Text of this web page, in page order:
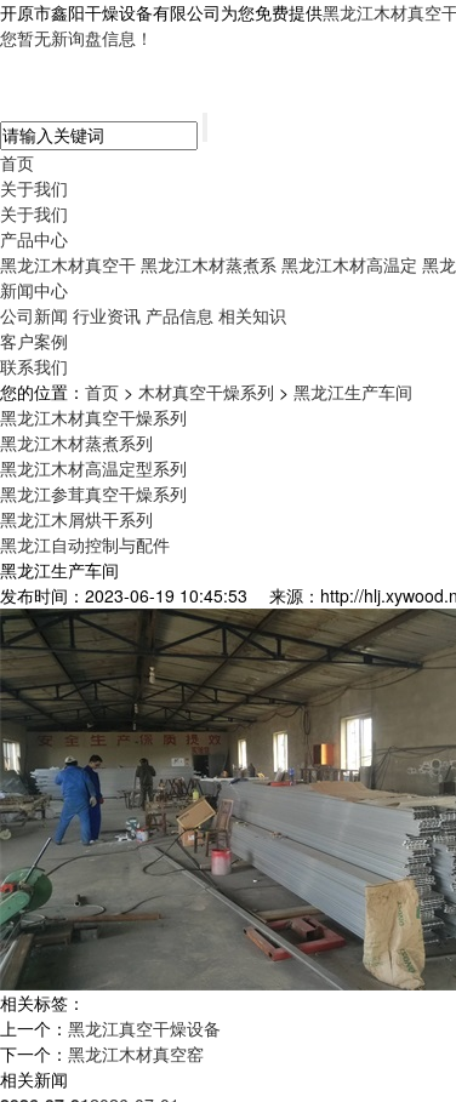
开原市鑫阳干燥设备有限公司为您免费提供黑龙江木材真空
您暂无新询盘信息！
首页
关于我们
关于我们
产品中心
黑龙江木材真空干 黑龙江木材蒸煮系 黑龙江木材高温定 黑
新闻中心
公司新闻 行业资讯 产品信息 相关知识
客户案例
联系我们
您的位置： 首页 > 木材真空干燥系列 > 黑龙江生产车间
黑龙江木材真空干燥系列
黑龙江木材蒸煮系列
黑龙江木材高温定型系列
黑龙江参茸真空干燥系列
黑龙江木屑烘干系列
黑龙江自动控制与配件
黑龙江生产车间
发布时间：2023-06-19 10:45:53
来源：http://
相关标签：
上一个： 黑龙江真空干燥设备
下一个： 黑龙江木材真空窑
相关新闻